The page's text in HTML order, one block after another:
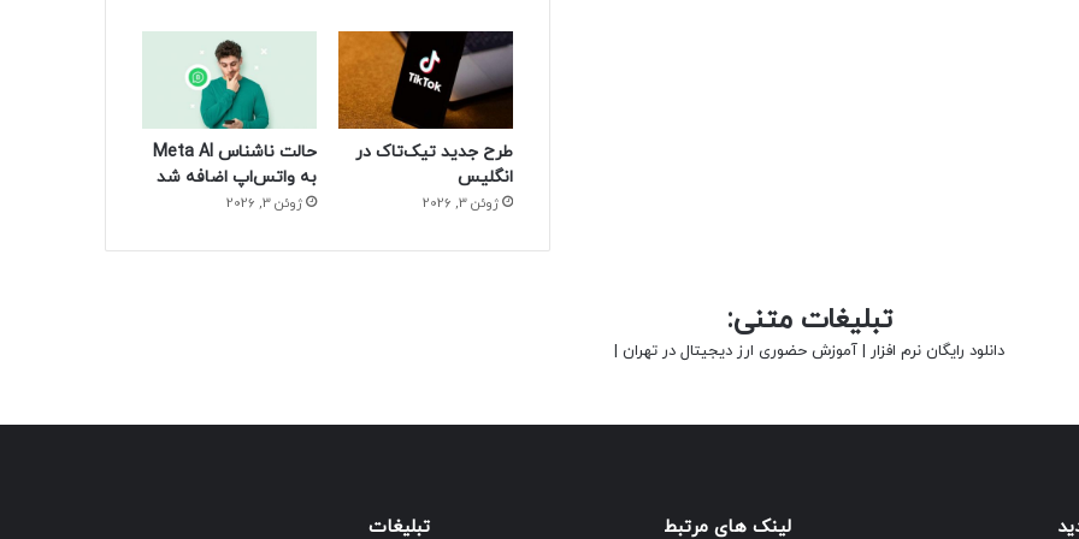
طرح جدید تیک‌تاک در
انگلیس
ژوئن 3, 2026
حالت ناشناس Meta AI
به واتس‌اپ اضافه شد
ژوئن 3, 2026
تبلیغات متنی:
دانلود رایگان نرم افزار | آموزش حضوری ارز دیجیتال در تهران |
لینک های مرتبط تبلیغات